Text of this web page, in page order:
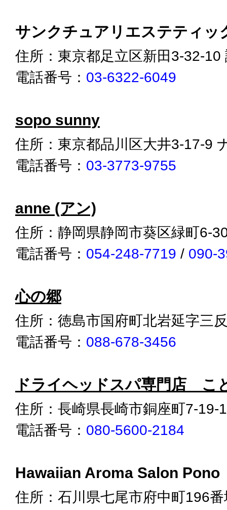
サンクチュアリエステティッ
住所：東京都足立区新田3-32-
電話番号： 03-6322-6049
sopo sunny
住所：東京都品川区大井3-17-9
電話番号： 03-3773-9755
anne (アン)
住所：静岡県静岡市葵区緑町6-
電話番号： 054-248-7719 / 090-
心の郷
住所：徳島市国府町北岩延字三
電話番号： 088-678-3456
ドライヘッドスパ専門店 こ
住所：長崎県長崎市銅座町7-19-
電話番号： 080-5600-2184
Hawaiian Aroma Salon Pono
住所：石川県七尾市府中町196